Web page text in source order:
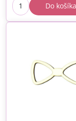
Do košíka